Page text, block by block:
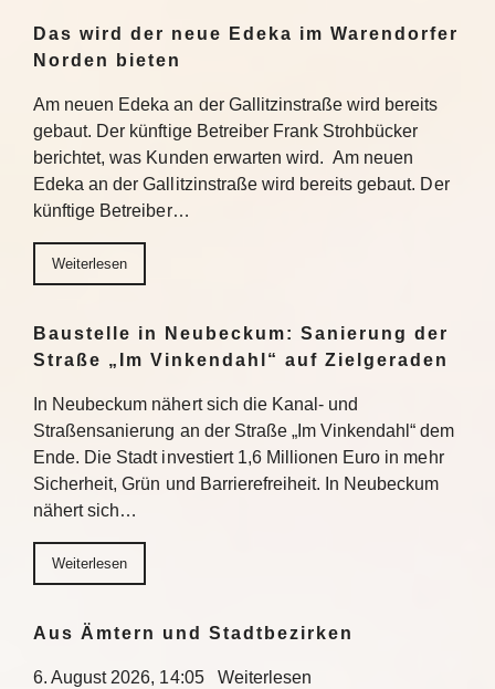
Das wird der neue Edeka im Warendorfer
Norden bieten
Am neuen Edeka an der Gallitzinstraße wird bereits
gebaut. Der künftige Betreiber Frank Strohbücker
berichtet, was Kunden erwarten wird. Am neuen
Edeka an der Gallitzinstraße wird bereits gebaut. Der
künftige Betreiber…
Weiterlesen
Baustelle in Neubeckum: Sanierung der
Straße „Im Vinkendahl“ auf Zielgeraden
In Neubeckum nähert sich die Kanal- und
Straßensanierung an der Straße „Im Vinkendahl“ dem
Ende. Die Stadt investiert 1,6 Millionen Euro in mehr
Sicherheit, Grün und Barrierefreiheit. In Neubeckum
nähert sich…
Weiterlesen
Aus Ämtern und Stadtbezirken
6. August 2026, 14:05 Weiterlesen